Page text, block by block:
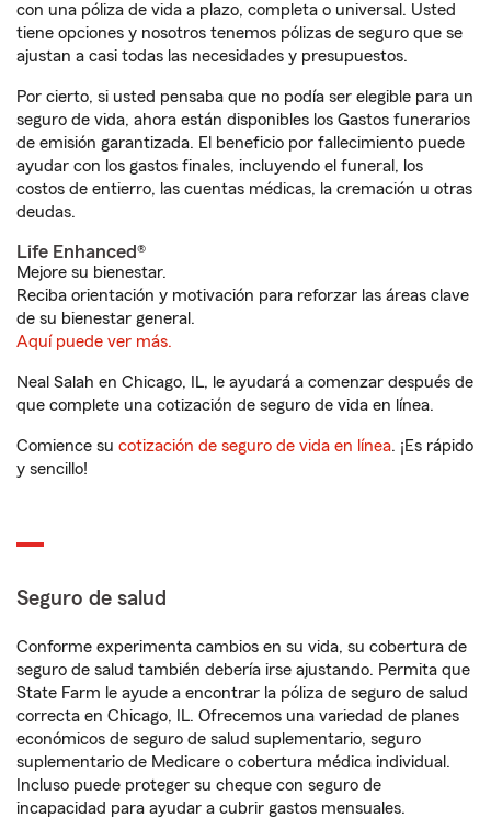
con una póliza de vida a plazo, completa o universal. Usted
tiene opciones y nosotros tenemos pólizas de seguro que se
ajustan a casi todas las necesidades y presupuestos.
Por cierto, si usted pensaba que no podía ser elegible para un
seguro de vida, ahora están disponibles los Gastos funerarios
de emisión garantizada. El beneficio por fallecimiento puede
ayudar con los gastos finales, incluyendo el funeral, los
costos de entierro, las cuentas médicas, la cremación u otras
deudas.
Life Enhanced®
Mejore su bienestar.
Reciba orientación y motivación para reforzar las áreas clave
de su bienestar general.
Aquí puede ver más.
Neal Salah en Chicago, IL, le ayudará a comenzar después de
que complete una cotización de seguro de vida en línea.
Comience su cotización de seguro de vida en línea. ¡Es rápido
y sencillo!
Seguro de salud
Conforme experimenta cambios en su vida, su cobertura de
seguro de salud también debería irse ajustando. Permita que
State Farm le ayude a encontrar la póliza de seguro de salud
correcta en Chicago, IL. Ofrecemos una variedad de planes
económicos de seguro de salud suplementario, seguro
suplementario de Medicare o cobertura médica individual.
Incluso puede proteger su cheque con seguro de
incapacidad para ayudar a cubrir gastos mensuales.